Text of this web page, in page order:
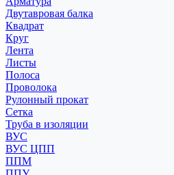
Двутавровая балка
Квадрат
Круг
Лента
Листы
Полоса
Проволока
Рулонный прокат
Сетка
Труба в изоляции
ВУС
ВУС ЦПП
ППМ